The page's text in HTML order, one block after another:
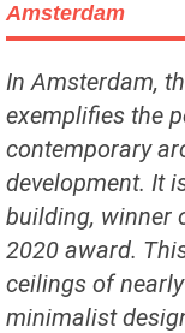
Amsterdam
In Amsterdam,
exemplifies the
contemporary
development. It
building, winner
2020 award.
ceilings of
minimalist